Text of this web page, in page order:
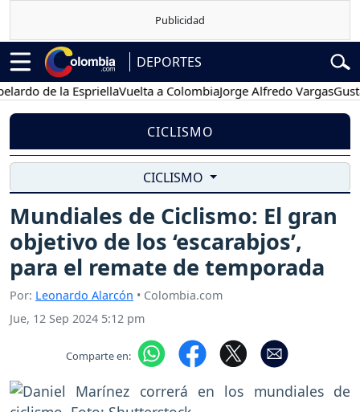
DEPORTES
de la EspriellaVuelta a ColombiaJorge Alfredo VargasGustavo
CICLISMO
CICLISMO
Mundiales de Ciclismo: El gran
objetivo de los ‘escarabjos’,
para el remate de temporada
Por: Leonardo Alarcón • Colombia.com
Jue, 12 Sep 2024 5:12 pm
Comparte en: